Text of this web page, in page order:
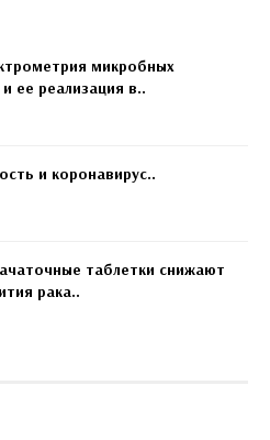
микробных
ее реализация в..
и коронавирус..
таблетки снижают
рака..